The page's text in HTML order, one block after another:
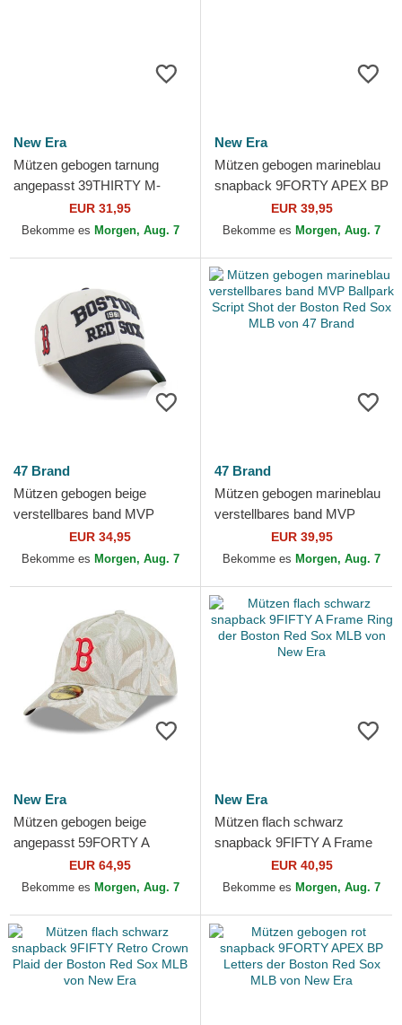
New Era
Mützen gebogen tarnung
angepasst 39THIRTY M-
Crown A Frame Realtree der
Boston Red Sox MLB von
EUR 31,95
Bekomme es Morgen, Aug. 7
New Era
Mützen gebogen marineblau
snapback 9FORTY APEX BP
der Boston Red Sox MLB
von New Era
EUR 39,95
Bekomme es Morgen, Aug. 7
47 Brand
Mützen gebogen beige
verstellbares band MVP
Broke Line der Boston Red
Sox MLB von 47 Brand
EUR 34,95
Bekomme es Morgen, Aug. 7
47 Brand
Mützen gebogen marineblau
verstellbares band MVP
Ballpark Script Shot der
Boston Red Sox MLB von...
EUR 39,95
Bekomme es Morgen, Aug. 7
New Era
Mützen gebogen beige
angepasst 59FORTY A
Frame Leafy Palm der
Boston Red Sox MLB von
EUR 64,95
Bekomme es Morgen, Aug. 7
New Era
Mützen flach schwarz
snapback 9FIFTY A Frame
Ring der Boston Red Sox
MLB von New Era
EUR 40,95
Bekomme es Morgen, Aug. 7